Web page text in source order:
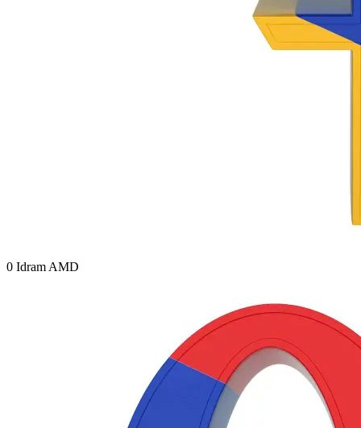
0 Idram AMD